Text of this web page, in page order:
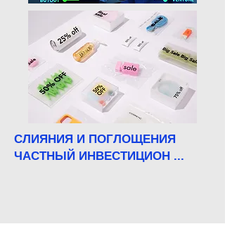
СЛИЯНИЯ И ПОГЛОЩЕНИЯ
ЧАСТНЫЙ ИНВЕСТИЦИОН ...